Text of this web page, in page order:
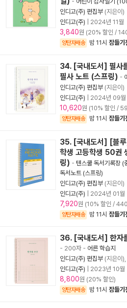
인디고(주) 편집부 (지은이)
인디고(주)
2024년 11월
3,840원 (20% 할인 /
양탄자배송 밤 11시 잠들기
34. [국내도서] 필사
필사 노트 (스프링) -
인디고(주) 편집부 (지은이)
인디고(주)
2024년 09월
10,620원 (10% 할인 /
양탄자배송 밤 11시 잠들기
35. [국내도서] [블
학생 고등학생 50권
링) - 텐스쿨 독서기록장 (
독서노트 (스프링)
인디고(주) 편집부 (지은이)
인디고(주)
2024년 01월
7,920원 (10% 할인 /
양탄자배송 밤 11시 잠들기
36. [국내도서] 한자
- 200자 - 어른 학습지
인디고(주) 편집부 (지은이),
인디고(주)
2023년 10월
8,800원 (20% 할인)
양탄자배송 밤 11시 잠들기